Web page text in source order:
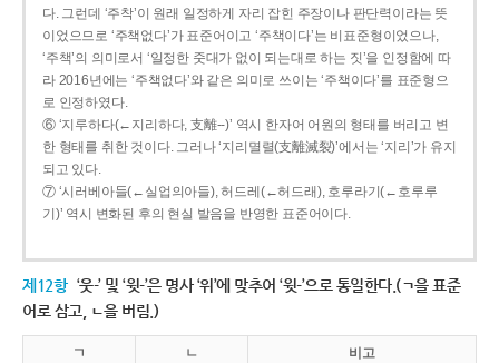
다. 그런데 ‘주착’이 원래 일정하게 자리 잡힌 주장이나 판단력이라는 뜻
이었으므로 ‘주책없다’가 표준어이고 ‘주책이다’는 비표준형이었으나,
‘주책’의 의미로서 ‘일정한 줏대가 없이 되는대로 하는 짓’을 인정함에 따
라 2016년에는 ‘주책없다’와 같은 의미로 쓰이는 ‘주책이다’를 표준형으
로 인정하였다.
⑥ ‘지루하다(←지리하다, 支離--)’ 역시 한자어 어원의 형태를 버리고 변
한 형태를 취한 것이다. 그러나 ‘지리멸렬(支離滅裂)’에서는 ‘지리’가 유지
되고 있다.
⑦ ‘시러베아들(←실업의아들), 허드레(←허드래), 호루라기(←호루루
기)’ 역시 변화된 후의 현실 발음을 반영한 표준어이다.
제12항 ‘웃-’ 및 ‘윗-’은 명사 ‘위’에 맞추어 ‘윗-’으로 통일한다.(ㄱ을 표준
어로 삼고, ㄴ을 버림.)
ㄱ ㄴ 비고